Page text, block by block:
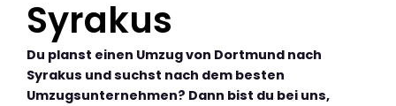
Syrakus
Du planst einen Umzug von Dortmund nach
Syrakus und suchst nach dem besten
Umzugsunternehmen? Dann bist du bei uns,